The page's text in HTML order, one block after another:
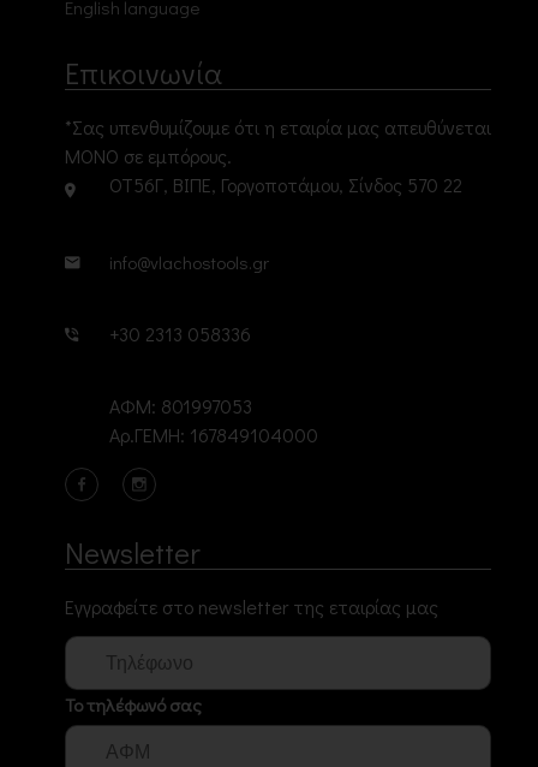
English language
Επικοινωνία
*Σας υπενθυμίζουμε ότι η εταιρία μας απευθύνεται
ΜΟΝΟ σε εμπόρους.
ΟΤ56Γ, ΒΙΠΕ, Γοργοποτάμου, Σίνδος 570 22
info@vlachostools.gr
+30 2313 058336
ΑΦΜ: 801997053
Αρ.ΓΕΜΗ: 167849104000
Newsletter
Εγγραφείτε στο newsletter της εταιρίας μας
Το τηλέφωνό σας